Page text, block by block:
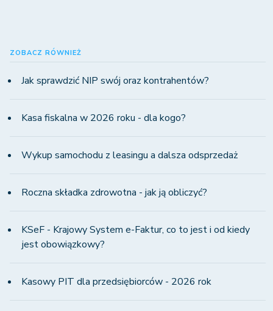
ZOBACZ RÓWNIEŻ
Jak sprawdzić NIP swój oraz kontrahentów?
Kasa fiskalna w 2026 roku - dla kogo?
Wykup samochodu z leasingu a dalsza odsprzedaż
Roczna składka zdrowotna - jak ją obliczyć?
KSeF - Krajowy System e-Faktur, co to jest i od kiedy
jest obowiązkowy?
Kasowy PIT dla przedsiębiorców - 2026 rok